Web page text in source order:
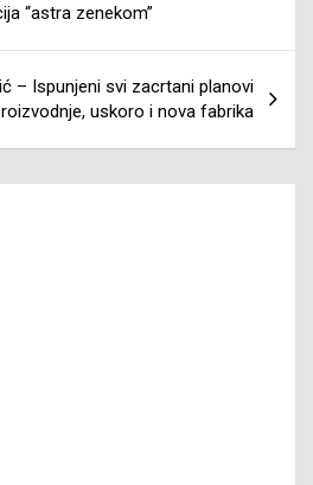
“astra zenekom”
– Ispunjeni svi zacrtani planovi
uskoro i nova fabrika